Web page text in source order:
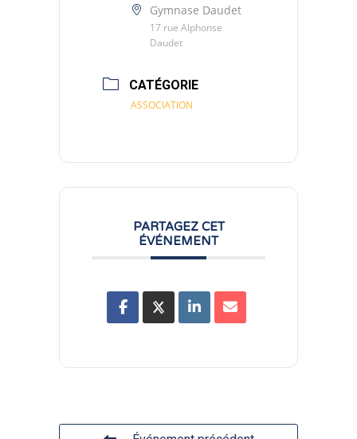
Gymnase Daudet
17 rue Alphonse
Daudet
CATÉGORIE
ASSOCIATION
PARTAGEZ CET
ÉVÉNEMENT